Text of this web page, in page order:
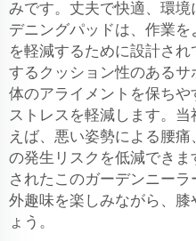
みです。丈夫で快適、環境
デニングパッドは、作業
を軽減するために設計さ
するクッション性のある
体のアライメントを保ち
ストレスを軽減します。
えば、悪い姿勢による腰
の発生リスクを低減でき
されたこのガーデンニー
外趣味を楽しみながら、
ょう。